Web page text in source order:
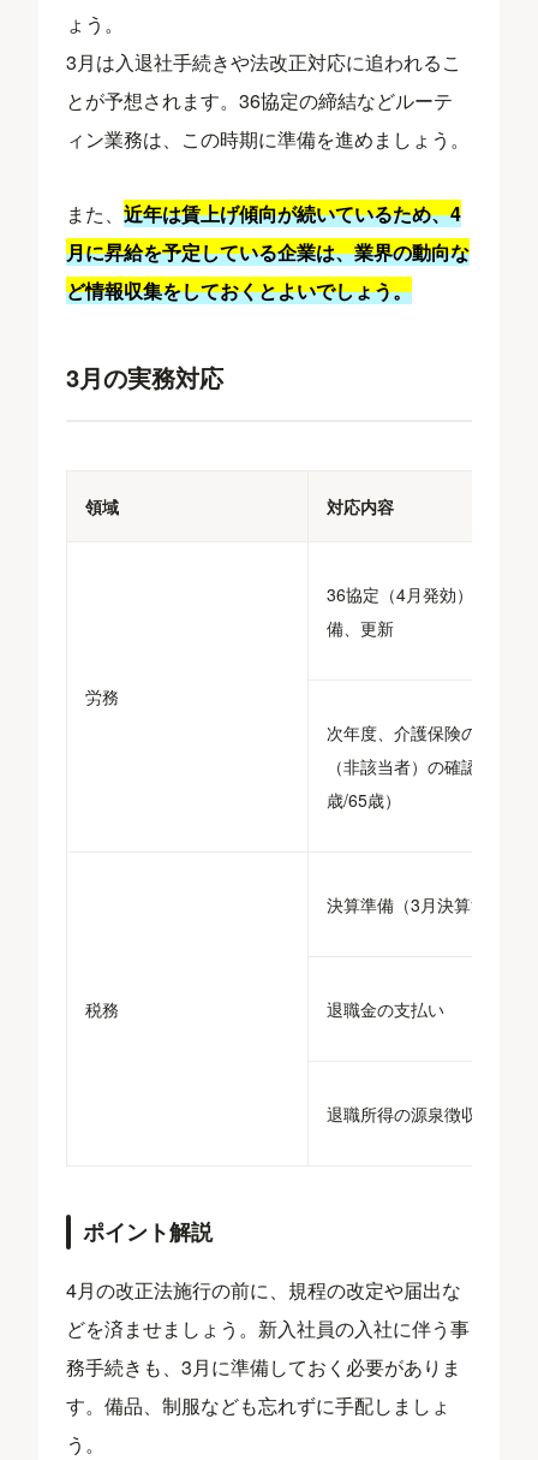
ょう。
3月は入退社手続きや法改正対応に追われるこ
とが予想されます。36協定の締結などルーテ
ィン業務は、この時期に準備を進めましょう。
また、近年は賃上げ傾向が続いているため、4
月に昇給を予定している企業は、業界の動向な
ど情報収集をしておくとよいでしょう。
3月の実務対応
領域 対応内容
労務
36協定（4月発効）の準
備、更新
次年度、介護保険の該当者
（非該当者）の確認（40
歳/65歳）
税務
決算準備（3月決算法人）
退職金の支払い
退職所得の源泉徴収票提出
ポイント解説
4月の改正法施行の前に、規程の改定や届出な
どを済ませましょう。新入社員の入社に伴う事
務手続きも、3月に準備しておく必要がありま
す。備品、制服なども忘れずに手配しましょ
う。